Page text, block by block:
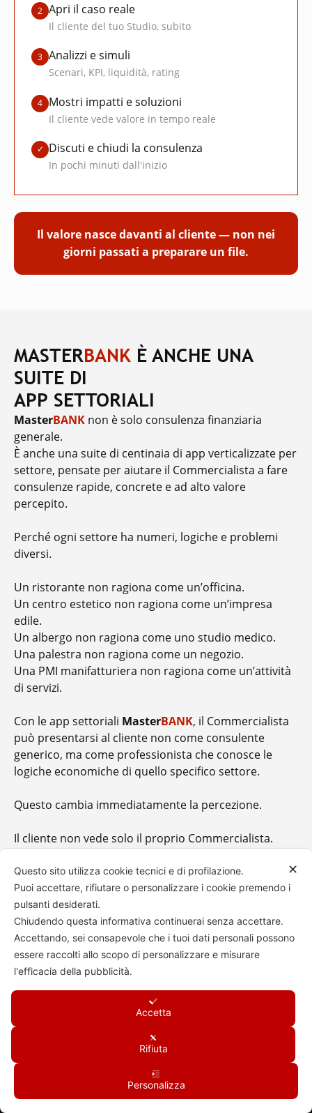
2 Apri il caso reale
Il cliente del tuo Studio, subito
3 Analizzi e simuli
Scenari, KPI, liquidità, rating
4 Mostri impatti e soluzioni
Il cliente vede valore in tempo reale
✓ Discuti e chiudi la consulenza
In pochi minuti dall'inizio
Il valore nasce davanti al cliente — non nei
giorni passati a preparare un file.
MASTERBANK È ANCHE UNA
SUITE DI
APP SETTORIALI
MasterBANK non è solo consulenza finanziaria
generale.
È anche una suite di centinaia di app verticalizzate per
settore, pensate per aiutare il Commercialista a fare
consulenze rapide, concrete e ad alto valore
percepito.
Perché ogni settore ha numeri, logiche e problemi
diversi.
Un ristorante non ragiona come un’officina.
Un centro estetico non ragiona come un’impresa
edile.
Un albergo non ragiona come uno studio medico.
Una palestra non ragiona come un negozio.
Una PMI manifatturiera non ragiona come un’attività
di servizi.
Con le app settoriali MasterBANK, il Commercialista
può presentarsi al cliente non come consulente
generico, ma come professionista che conosce le
logiche economiche di quello specifico settore.
Questo cambia immediatamente la percezione.
Il cliente non vede solo il proprio Commercialista.
sua attività.
CONSULENZE RAPIDE DA 500
Analisi mirate sul settore
✕
Questo sito utilizza cookie tecnici e di profilazione.
Puoi accettare, rifiutare o personalizzare i cookie premendo i
pulsanti desiderati.
Chiudendo questa informativa continuerai senza accettare.
Accettando, sei consapevole che i tuoi dati personali possono
essere raccolti allo scopo di personalizzare e misurare
l'efficacia della pubblicità.
Accetta
Rifiuta
Personalizza